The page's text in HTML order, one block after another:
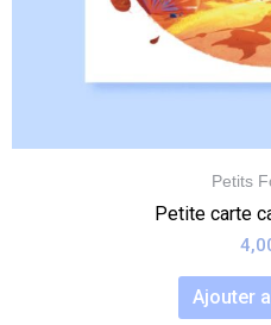
Petits
Petite carte
Ajouter